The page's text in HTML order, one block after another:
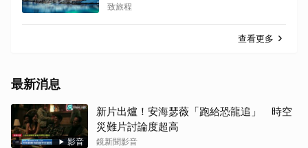
致旅程
查看更多
最新消息
影音
新片出爐！安海瑟薇「跑給恐龍追」 時空
災難片討論度超高
鏡新聞影音